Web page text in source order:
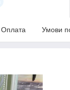
Оплата Умови